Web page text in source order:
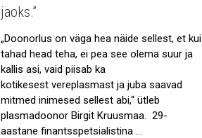
jaoks.”
„Doonorlus on väga hea näide sellest, et kui
tahad head teha, ei pea see olema suur ja
kallis asi, vaid piisab ka
kotikesest vereplasmast ja juba saavad
mitmed inimesed sellest abi,“ ütleb
plasmadoonor Birgit Kruusmaa. 29-
aastane finantsspetsialistina …